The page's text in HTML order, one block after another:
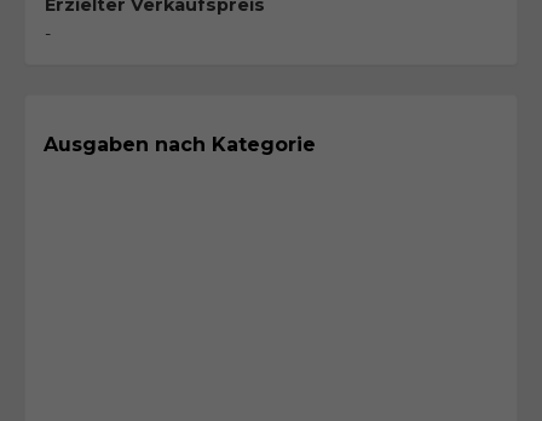
Erzielter Verkaufspreis
-
Ausgaben nach Kategorie